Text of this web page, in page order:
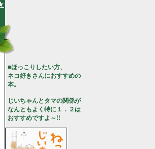
■ほっこりしたい方、
ネコ好きさんにおすすめの
本。
じいちゃんとタマの関係が
なんともよく特に１．２は
おすすめですよ～!!